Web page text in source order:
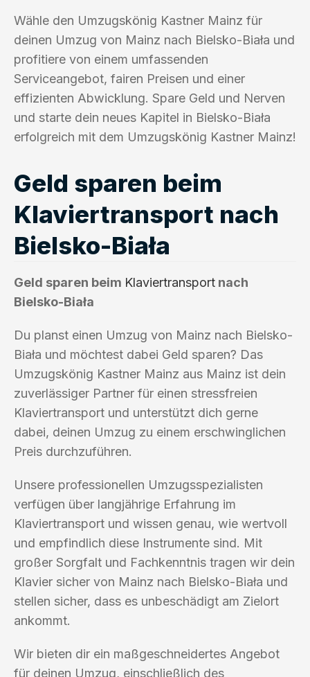
Wähle den Umzugskönig Kastner Mainz für
deinen Umzug von Mainz nach Bielsko-Biała und
profitiere von einem umfassenden
Serviceangebot, fairen Preisen und einer
effizienten Abwicklung. Spare Geld und Nerven
und starte dein neues Kapitel in Bielsko-Biała
erfolgreich mit dem Umzugskönig Kastner Mainz!
Geld sparen beim
Klaviertransport nach
Bielsko-Biała
Geld sparen beim Klaviertransport nach
Bielsko-Biała
Du planst einen Umzug von Mainz nach Bielsko-
Biała und möchtest dabei Geld sparen? Das
Umzugskönig Kastner Mainz aus Mainz ist dein
zuverlässiger Partner für einen stressfreien
Klaviertransport und unterstützt dich gerne
dabei, deinen Umzug zu einem erschwinglichen
Preis durchzuführen.
Unsere professionellen Umzugsspezialisten
verfügen über langjährige Erfahrung im
Klaviertransport und wissen genau, wie wertvoll
und empfindlich diese Instrumente sind. Mit
großer Sorgfalt und Fachkenntnis tragen wir dein
Klavier sicher von Mainz nach Bielsko-Biała und
stellen sicher, dass es unbeschädigt am Zielort
ankommt.
Wir bieten dir ein maßgeschneidertes Angebot
für deinen Umzug, einschließlich des